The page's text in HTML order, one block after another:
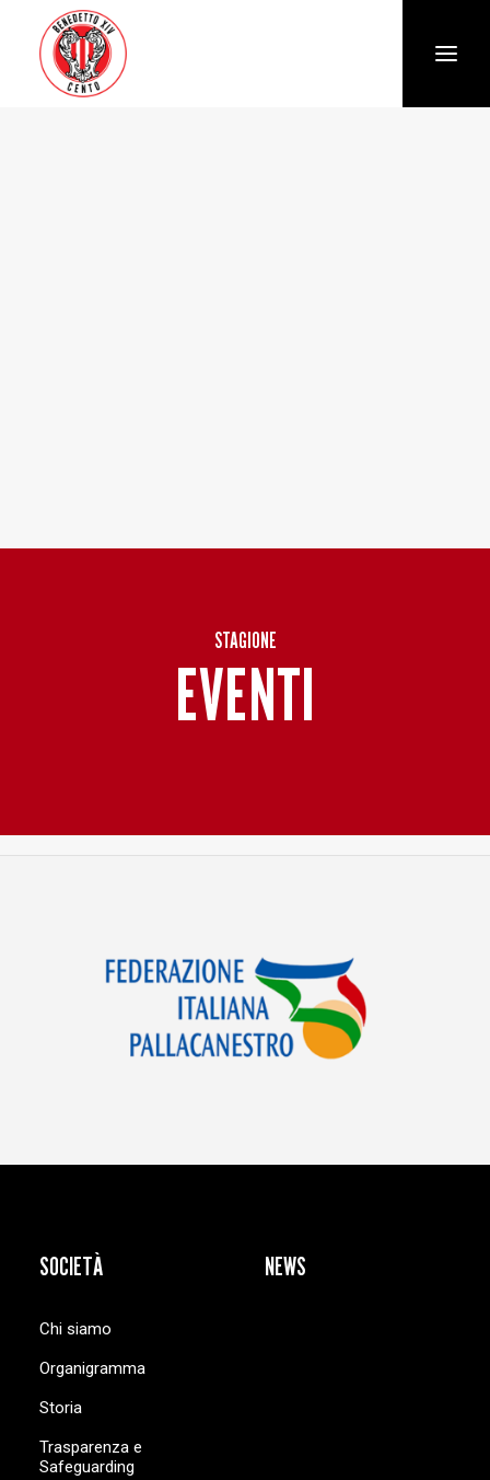
STAGIONE
EVENTI
SOCIETÀ
Chi siamo
Organigramma
Storia
Trasparenza e
Safeguarding
NEWS